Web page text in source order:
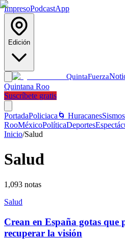
ImpresoPodcastApp
Edición
QuintaFuerza
Quintana Roo
Suscríbete gratis
PortadaPoliciaca 🌀 HuracanesSismos
RooMéxicoPolíticaDeportes
Inicio/Salud
Salud
1,093 notas
Salud
Crean en España gotas
recuperar la visión